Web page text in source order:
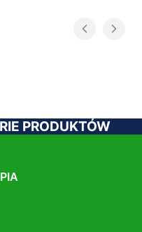
PRODUKTÓW